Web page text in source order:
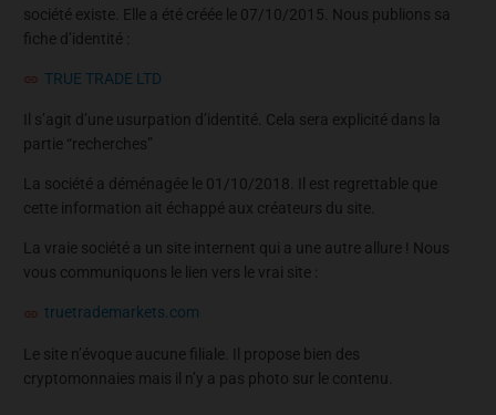
société existe. Elle a été créée le 07/10/2015. Nous publions sa
fiche d’identité :
TRUE TRADE LTD
Il s’agit d’une usurpation d’identité. Cela sera explicité dans la
partie “recherches”
La société a déménagée le 01/10/2018. Il est regrettable que
cette information ait échappé aux créateurs du site.
La vraie société a un site internent qui a une autre allure ! Nous
vous communiquons le lien vers le vrai site :
truetrademarkets.com
Le site n’évoque aucune filiale. Il propose bien des
cryptomonnaies mais il n’y a pas photo sur le contenu.